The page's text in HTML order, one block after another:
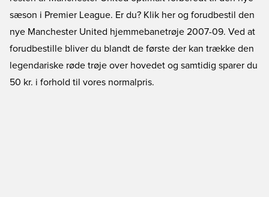
sæson i Premier League. Er du? Klik her og forudbestil den
nye Manchester United hjemmebanetrøje 2007-09. Ved at
forudbestille bliver du blandt de første der kan trække den
legendariske røde trøje over hovedet og samtidig sparer du
50 kr. i forhold til vores normalpris.